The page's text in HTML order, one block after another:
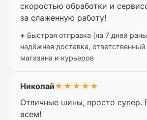
скоростью обработки и
за слаженную работу!
+ Быстрая отправка (на 7 дней
надёжная доставка,
магазина и курьеров
Николай★★★★★
Отличные шины, просто супер.
всем!